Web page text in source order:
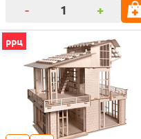
- +
ррц